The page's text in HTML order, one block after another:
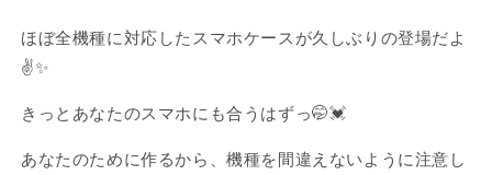
応
ホ
ー
応
ホ
ー
ほぼ全機種に対応したスマホケースが久しぶりの登場だよ
✌️✨
きっとあなたのスマホにも合うはずっ🤭💓
あなたのために作るから、機種を間違えないように注意し